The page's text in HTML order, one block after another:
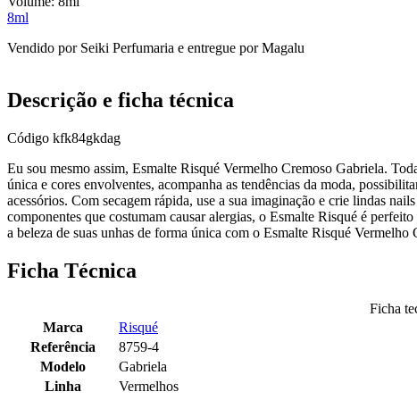
8ml
Vendido por Seiki Perfumaria e entregue por Magalu
Descrição e ficha técnica
Código kfk84gkdag
Eu sou mesmo assim, Esmalte Risqué Vermelho Cremoso Gabriela.
única e cores envolventes, acompanha as tendências da moda,
acessórios. Com secagem rápida, use a sua imaginação e crie lindas
componentes que costumam causar alergias, o Esmalte Risqué é
a beleza de suas unhas de forma única com o Esmalte Risqué
Ficha Técnica
Ficha
Marca
Risqué
Referência
8759-4
Modelo
Gabriela
Linha
Vermelhos